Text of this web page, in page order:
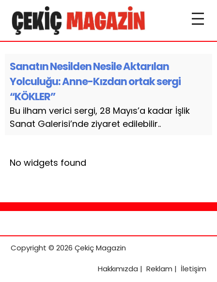
Sanatın Nesilden Nesile Aktarılan
Yolculuğu: Anne-Kızdan ortak sergi
“KÖKLER”
Bu ilham verici sergi, 28 Mayıs’a kadar İşlik
Sanat Galerisi’nde ziyaret edilebilir..
No widgets found
Copyright © 2026 Çekiç Magazin
Hakkımızda | Reklam | İletişim